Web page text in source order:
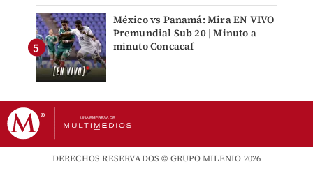
México vs Panamá: Mira EN VIVO
Premundial Sub 20 | Minuto a
minuto Concacaf
DERECHOS RESERVADOS © GRUPO MILENIO 2026